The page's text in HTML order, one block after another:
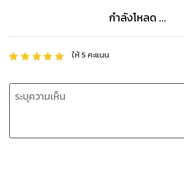
กำลังโหลด ...
ให้5 คะแนน